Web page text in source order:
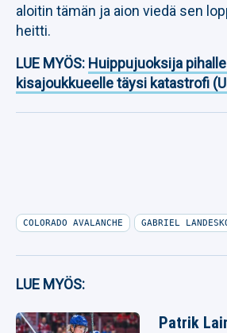
aloitin tämän ja aion viedä sen
heitti.
LUE MYÖS: Huippujuoksija
kisajoukkueelle täysi katastrofi
COLORADO AVALANCHE GABRIEL
LUE MYÖS:
Patrik